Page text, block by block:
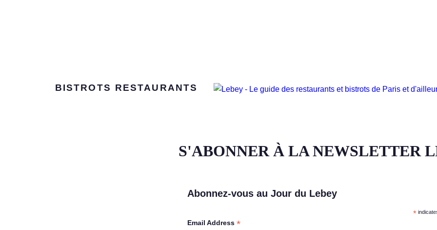
BISTROTS RESTAURANTS
S'ABONNER À LA NEWSLETTER
Abonnez-vous au Jour du Lebey
*
Email Address *